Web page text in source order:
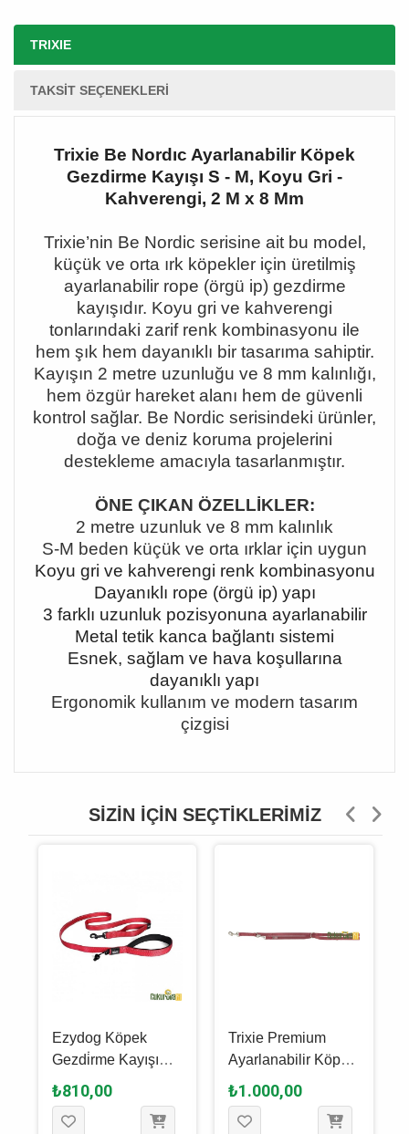
TRIXIE
TAKSIT SEÇENEKLERI
Trixie Be Nordıc Ayarlanabilir Köpek
Gezdirme Kayışı S - M, Koyu Gri -
Kahverengi, 2 M x 8 Mm
Trixie’nin Be Nordic serisine ait bu model,
küçük ve orta ırk köpekler için üretilmiş
ayarlanabilir rope (örgü ip) gezdirme
kayışıdır. Koyu gri ve kahverengi
tonlarındaki zarif renk kombinasyonu ile
hem şık hem dayanıklı bir tasarıma sahiptir.
Kayışın 2 metre uzunluğu ve 8 mm kalınlığı,
hem özgür hareket alanı hem de güvenli
kontrol sağlar. Be Nordic serisindeki ürünler,
doğa ve deniz koruma projelerini
destekleme amacıyla tasarlanmıştır.
ÖNE ÇIKAN ÖZELLİKLER:
2 metre uzunluk ve 8 mm kalınlık
S-M beden küçük ve orta ırklar için uygun
Koyu gri ve kahverengi renk kombinasyonu
Dayanıklı rope (örgü ip) yapı
3 farklı uzunluk pozisyonuna ayarlanabilir
Metal tetik kanca bağlantı sistemi
Esnek, sağlam ve hava koşullarına
dayanıklı yapı
Ergonomik kullanım ve modern tasarım
çizgisi
SIZIN İÇIN SEÇTIKLERIMIZ
Ezydog Köpek
Gezdi̇rme Kayışı
Leashes Trainer
Soft 181 Cm -
Kırmızı
₺810,00
Trixie Premium
Ayarlanabilir Köpek
Gezdirme Kayışı Xs,
Bordo, 2 M - 10 Mm
₺1.000,00